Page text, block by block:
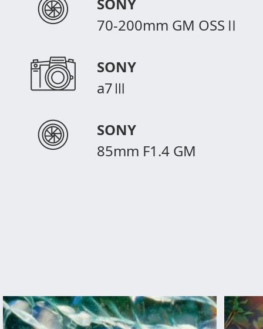
70-200mm GM OSSⅡ
SONY
a7Ⅲ
SONY
85mm F1.4 GM